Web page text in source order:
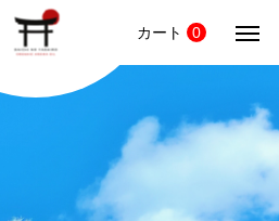
カート 0